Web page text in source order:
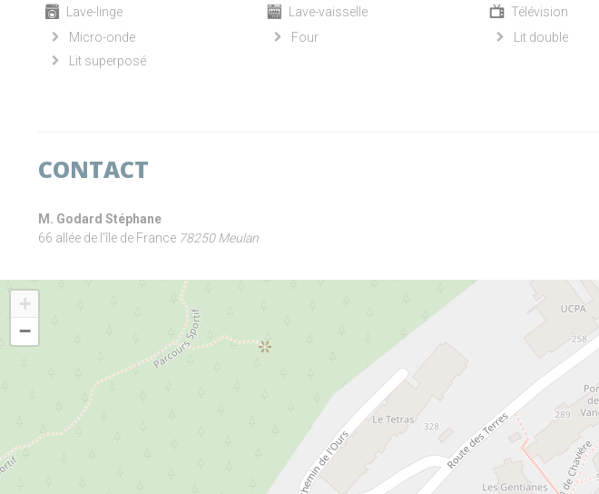
Lave-linge Lave-vaisselle
Télévision
Micro-onde
Four
Lit double
Lit superposé
CONTACT
M. Godard Stéphane
66 allée de l'île de France 78250 Meulan
+
−